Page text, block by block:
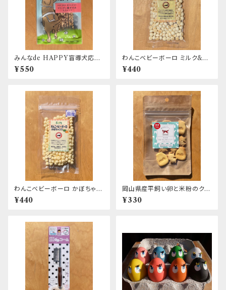
みんなde HAPPY盲導犬応援
おやつ コラーゲン鶏ささみステ
ィック
¥550
わんこベビーボーロ ミルク&カ
ルシウム入り First
¥440
わんこベビーボーロ かぼちゃ&
カルシウム入り First
¥440
岡山県産平飼い卵と米粉のクッ
キー ～ヤギミルク～
¥330